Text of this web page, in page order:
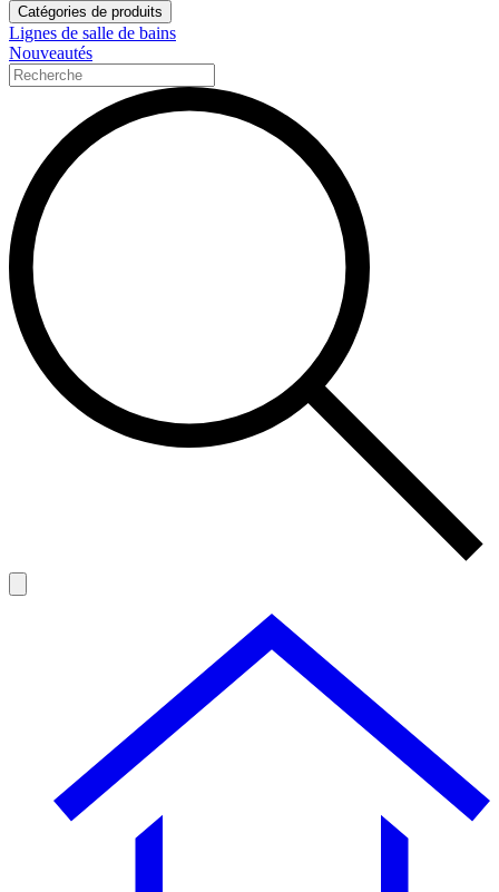
Catégories de produits
Lignes de salle de bains
Nouveautés